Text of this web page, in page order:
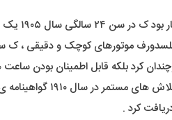
را در لندن تاسیس کرد .
موتورهای کوچک و دقیقی
کرد بلکه قابل اطمینان بودن ساعت
از مرکز رتبه بندی ساعت سوئیس دریافت کرد .